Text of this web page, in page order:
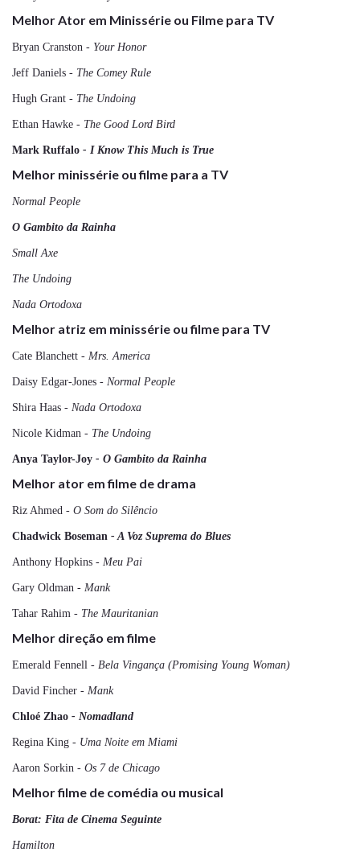
Melhor Ator em Minissérie ou Filme para TV
Bryan Cranston - Your Honor
Jeff Daniels - The Comey Rule
Hugh Grant - The Undoing
Ethan Hawke - The Good Lord Bird
Mark Ruffalo - I Know This Much is True
Melhor minissérie ou filme para a TV
Normal People
O Gambito da Rainha
Small Axe
The Undoing
Nada Ortodoxa
Melhor atriz em minissérie ou filme para TV
Cate Blanchett - Mrs. America
Daisy Edgar-Jones - Normal People
Shira Haas - Nada Ortodoxa
Nicole Kidman - The Undoing
Anya Taylor-Joy - O Gambito da Rainha
Melhor ator em filme de drama
Riz Ahmed - O Som do Silêncio
Chadwick Boseman - A Voz Suprema do Blues
Anthony Hopkins - Meu Pai
Gary Oldman - Mank
Tahar Rahim - The Mauritanian
Melhor direção em filme
Emerald Fennell - Bela Vingança (Promising Young Woman)
David Fincher - Mank
Chloé Zhao - Nomadland
Regina King - Uma Noite em Miami
Aaron Sorkin - Os 7 de Chicago
Melhor filme de comédia ou musical
Borat: Fita de Cinema Seguinte
Hamilton